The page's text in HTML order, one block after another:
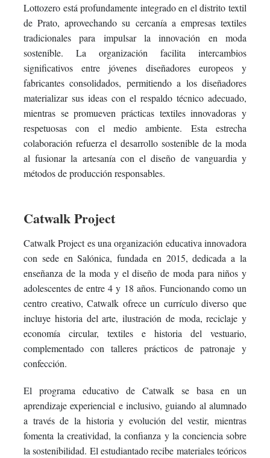
Lottozero está profundamente integrado en el distrito textil
de Prato, aprovechando su cercanía a empresas textiles
tradicionales para impulsar la innovación en moda
sostenible. La organización facilita intercambios
significativos entre jóvenes diseñadores europeos y
fabricantes consolidados, permitiendo a los diseñadores
materializar sus ideas con el respaldo técnico adecuado,
mientras se promueven prácticas textiles innovadoras y
respetuosas con el medio ambiente. Esta estrecha
colaboración refuerza el desarrollo sostenible de la moda
al fusionar la artesanía con el diseño de vanguardia y
métodos de producción responsables.
Catwalk Project
Catwalk Project es una organización educativa innovadora
con sede en Salónica, fundada en 2015, dedicada a la
enseñanza de la moda y el diseño de moda para niños y
adolescentes de entre 4 y 18 años. Funcionando como un
centro creativo, Catwalk ofrece un currículo diverso que
incluye historia del arte, ilustración de moda, reciclaje y
economía circular, textiles e historia del vestuario,
complementado con talleres prácticos de patronaje y
confección.
El programa educativo de Catwalk se basa en un
aprendizaje experiencial e inclusivo, guiando al alumnado
a través de la historia y evolución del vestir, mientras
fomenta la creatividad, la confianza y la conciencia sobre
la sostenibilidad. El estudiantado recibe materiales teóricos